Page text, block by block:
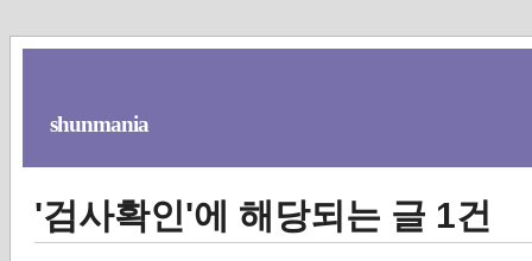
shunmania
'검사확인'에 해당되는 글 1건